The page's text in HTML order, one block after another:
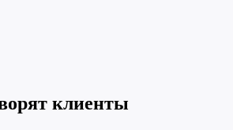
клиенты